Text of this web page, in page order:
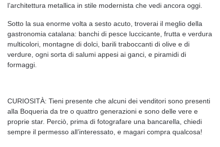
l’architettura metallica in stile modernista che vedi ancora oggi.
Sotto la sua enorme volta a sesto acuto, troverai il meglio della
gastronomia catalana: banchi di pesce luccicante, frutta e verdura
multicolori, montagne di dolci, barili traboccanti di olive e di
verdure, ogni sorta di salumi appesi ai ganci, e piramidi di
formaggi.
CURIOSITÀ: Tieni presente che alcuni dei venditori sono presenti
alla Boqueria da tre o quattro generazioni e sono delle vere e
proprie star. Perciò, prima di fotografare una bancarella, chiedi
sempre il permesso all’interessato, e magari compra qualcosa!